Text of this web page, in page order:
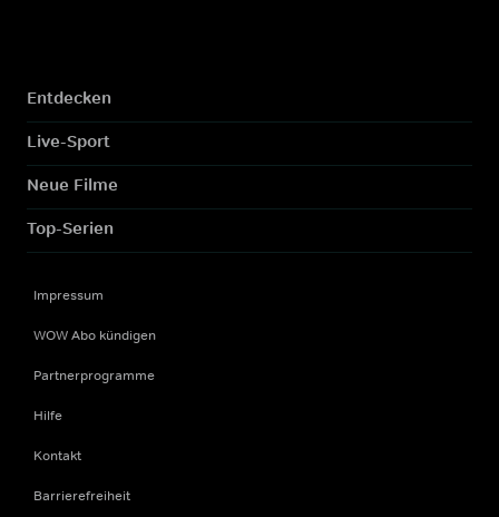
Entdecken
Live-Sport
Neue Filme
Top-Serien
Impressum
WOW Abo kündigen
Partnerprogramme
Hilfe
Kontakt
Barrierefreiheit